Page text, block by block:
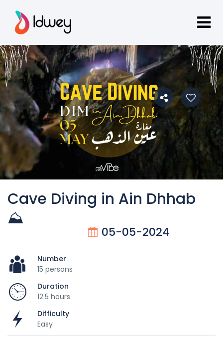
Cave Diving in Ain Dhhab
⛰️
05-05-2024
Number
15 persons
Duration
12.5 hours
Difficulty
Easy